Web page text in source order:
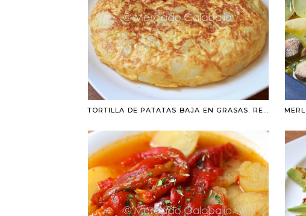
TORTILLA DE PATATAS BAJA EN GRASAS. RECETA DE MICROONDAS